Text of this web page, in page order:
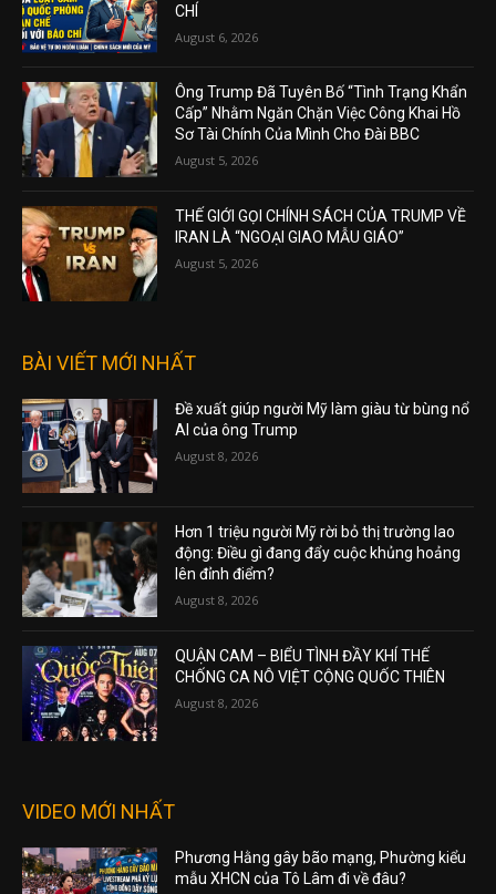
CHÍ
August 6, 2026
Ông Trump Đã Tuyên Bố “Tình Trạng Khẩn
Cấp” Nhằm Ngăn Chặn Việc Công Khai Hồ
Sơ Tài Chính Của Mình Cho Đài BBC
August 5, 2026
THẾ GIỚI GỌI CHÍNH SÁCH CỦA TRUMP VỀ
IRAN LÀ “NGOẠI GIAO MẪU GIÁO”
August 5, 2026
BÀI VIẾT MỚI NHẤT
Đề xuất giúp người Mỹ làm giàu từ bùng nổ
AI của ông Trump
August 8, 2026
Hơn 1 triệu người Mỹ rời bỏ thị trường lao
động: Điều gì đang đẩy cuộc khủng hoảng
lên đỉnh điểm?
August 8, 2026
QUẬN CAM – BIỂU TÌNH ĐẦY KHÍ THẾ
CHỐNG CA NÔ VIỆT CỘNG QUỐC THIÊN
August 8, 2026
VIDEO MỚI NHẤT
Phương Hằng gây bão mạng, Phường kiểu
mẫu XHCN của Tô Lâm đi về đâu?